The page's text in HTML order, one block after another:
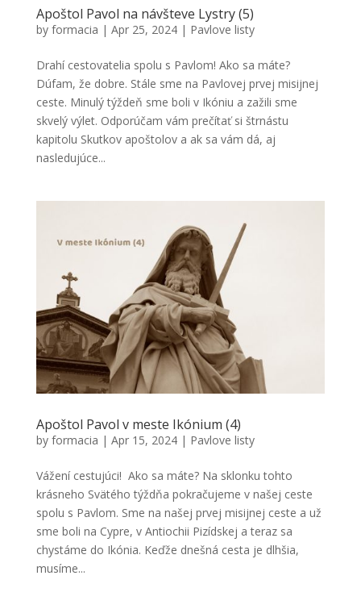
Apoštol Pavol na návšteve Lystry (5)
by formacia | Apr 25, 2024| Pavlove listy
Drahí cestovatelia spolu s Pavlom! Ako sa máte?
Dúfam, že dobre. Stále sme na Pavlovej prvej misijnej
ceste. Minulý týždeň sme boli v Ikóniu a zažili sme
skvelý výlet. Odporúčam vám prečítať si štrnástu
kapitolu Skutkov apoštolov a ak sa vám dá, aj
nasledujúce...
Apoštol Pavol v meste Ikónium (4)
by formacia | Apr 15, 2024| Pavlove listy
Vážení cestujúci! Ako sa máte? Na sklonku tohto
krásneho Svätého týždňa pokračujeme v našej ceste
spolu s Pavlom. Sme na našej prvej misijnej ceste a už
sme boli na Cypre, v Antiochii Pizídskej a teraz sa
chystáme do Ikónia. Keďže dnešná cesta je dlhšia,
musíme...